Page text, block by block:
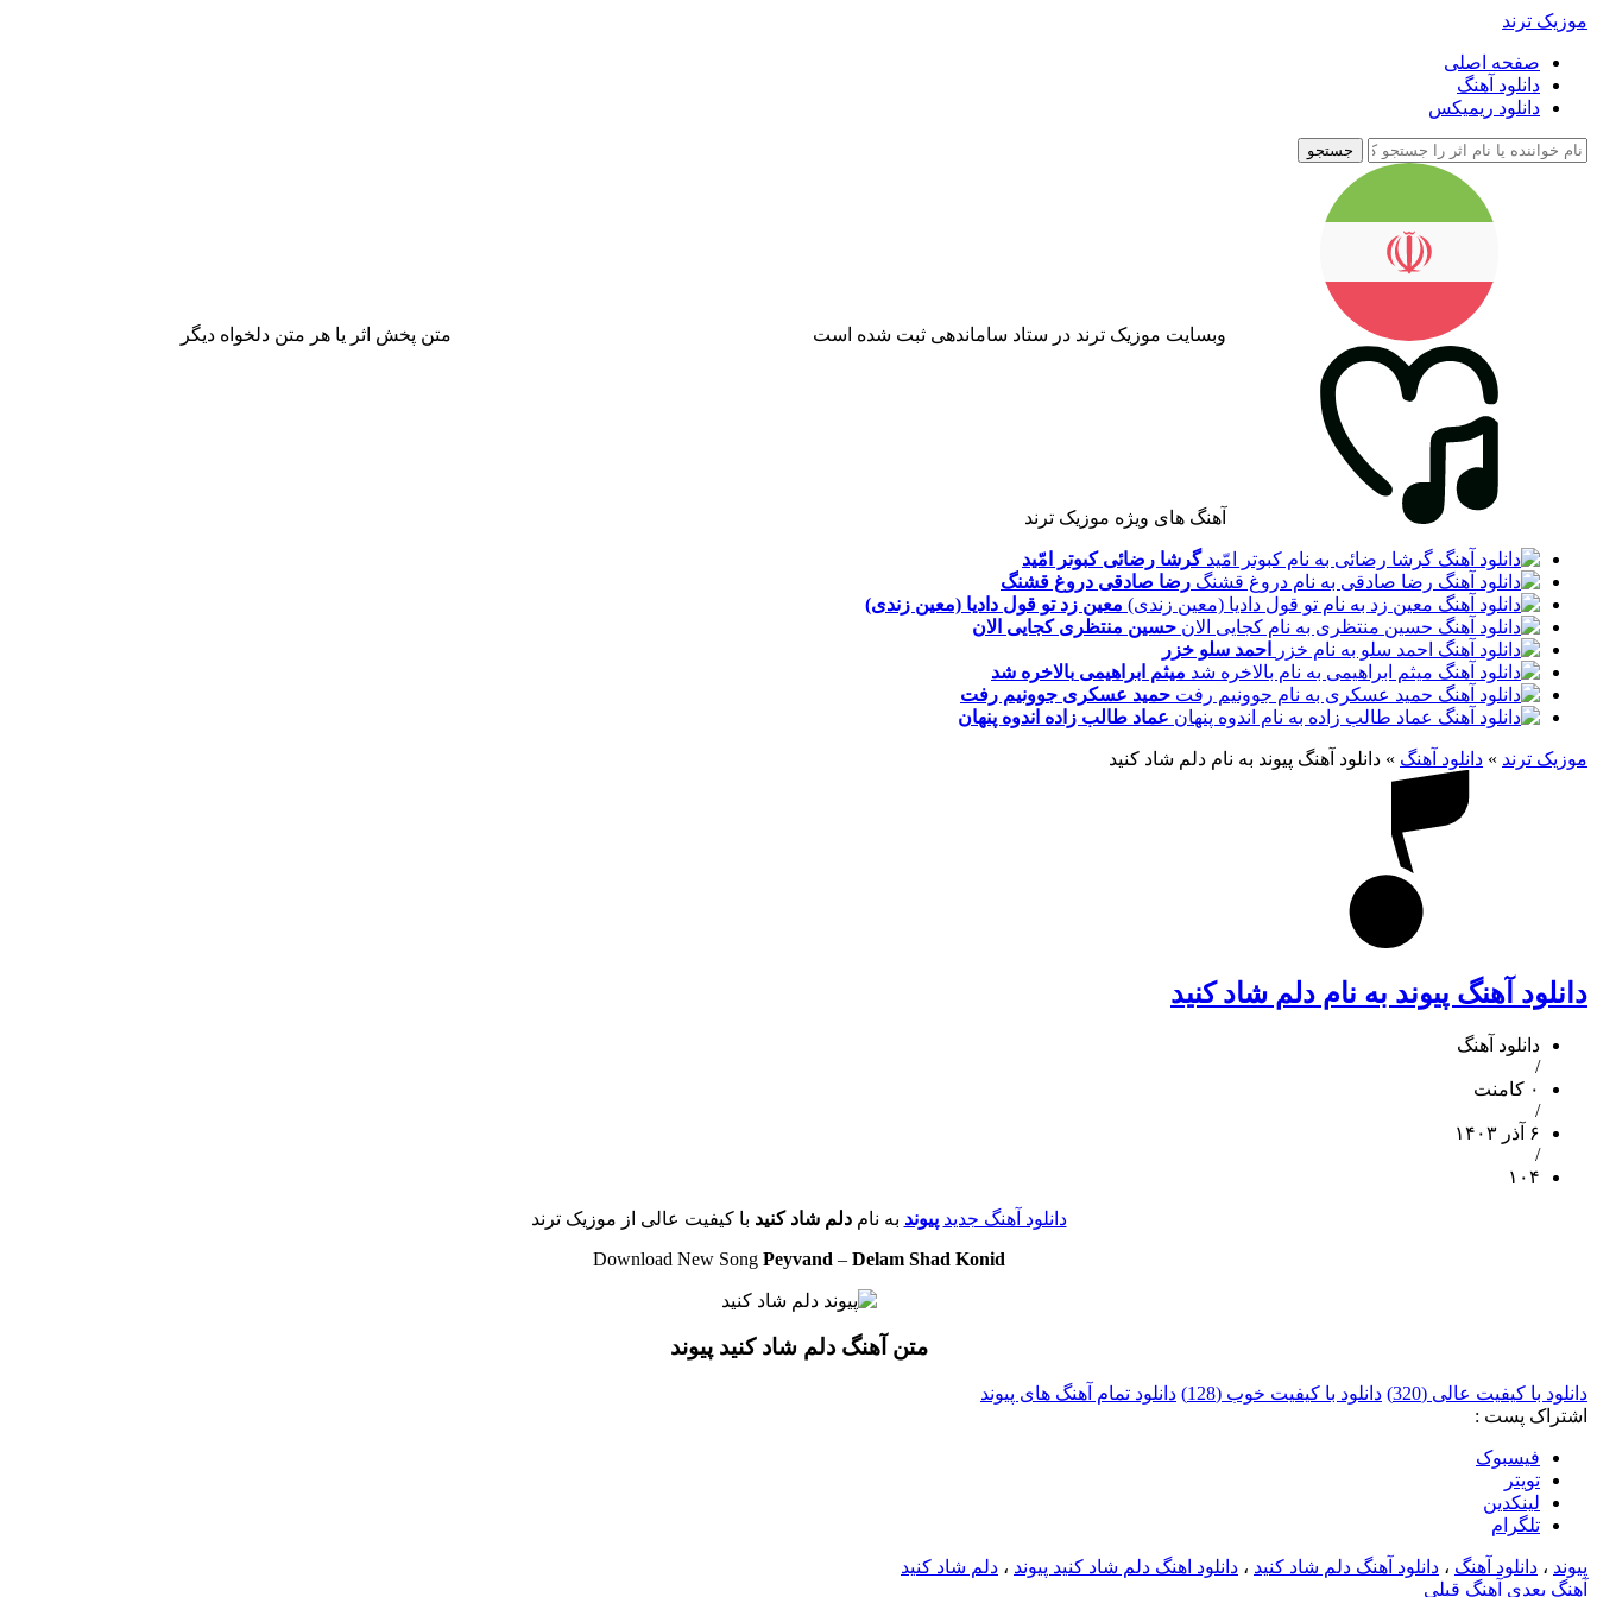
موزیک ترند
صفحه اصلی
دانلود آهنگ
دانلود ریمیکس
جستجو
وبسایت موزیک ترند در ستاد ساماندهی ثبت شده است متن پخش اثر یا هر متن دلخواه دیگر
آهنگ های ویژه موزیک ترند
گرشا رضائیکبوتر امّید
رضا صادقی دروغ قشنگ
معین زدتو قول دادیا (معین زندی)
حسین منتظریکجایی الان
احمد سلو خزر
میثم ابراهیمی بالاخره شد
حمید عسکری جوونیم رفت
عماد طالب زاده اندوه پنهان
موزیک ترند » دانلود آهنگ » دانلود آهنگ پیوند به نام دلم شاد کنید
دانلود آهنگ پیوند به نام دلم شاد کنید
دانلود آهنگ
/
۰ کامنت
/
۶ آذر ۱۴۰۳
/
۱۰۴
دانلود آهنگ جدید پیوند به نامدلم شاد کنید با کیفیت عالی از موزیک ترند
Download New Song Peyvand – Delam Shad Konid
متن آهنگ دلم شاد کنید پیوند
دانلود با کیفیت عالی (320) دانلود با کیفیت خوب (128)
دانلود تمام آهنگ های پیوند
اشتراک پست :
فيسبوک
تويتر
لینکدین
تلگرام
پیوند ، دانلود آهنگ ، دانلود آهنگ دلم شاد کنید ، دانلود اهنگ دلم شاد کنید پیوند ، دلم شاد کنید
آهنگ بعدی آهنگ قبلی